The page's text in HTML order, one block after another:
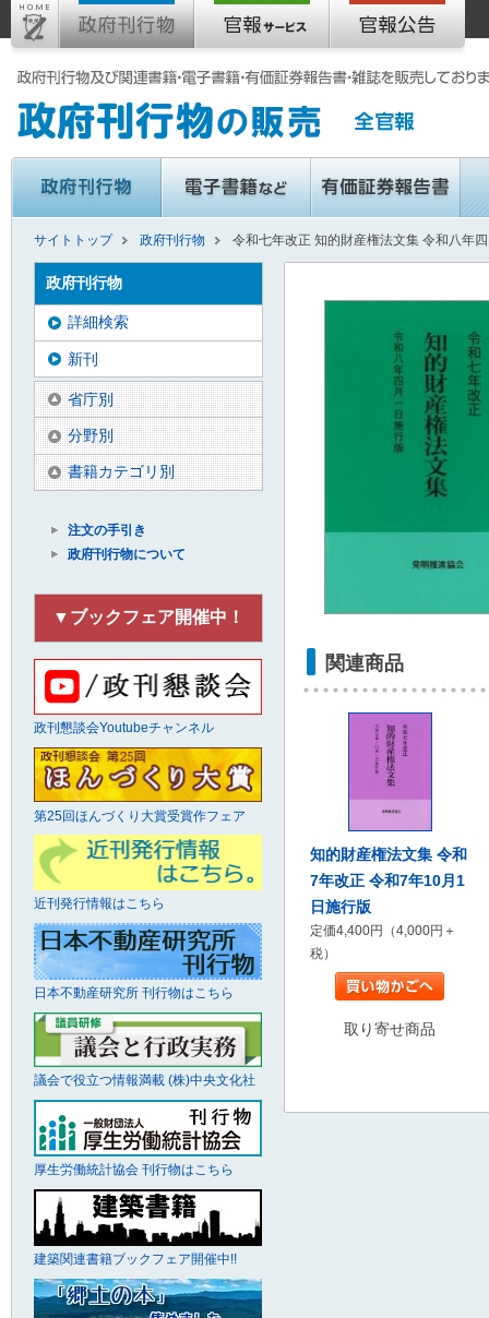
サイトトップ 政府刊行物 令和七年改正 知的財産権法文集 令和八年
関連商品
知的財産権法文集 令和
7年改正 令和7年10月1
日施行版
定価4,400円（4,000円＋
税）
取り寄せ商品
政府刊行物
詳細検索
新刊
省庁別
分野別
書籍カテゴリ別
注文の手引き
政府刊行物について
▼ブックフェア開催中！
政刊懇談会Youtubeチャンネル
第25回ほんづくり大賞受賞作フェア
近刊発行情報はこちら
日本不動産研究所 刊行物はこちら
議会で役立つ情報満載 (株)中央文化社
厚生労働統計協会 刊行物はこちら
建築関連書籍ブックフェア開催中!!